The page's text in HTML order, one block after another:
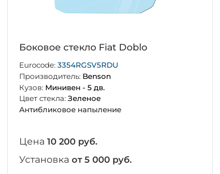
Боковое стекло Fiat Doblo
Eurocode: 3354RGSV5RDU
Производитель: Benson
Кузов: Минивен - 5 дв.
Цвет стекла: Зеленое
Антибликовое напыление
Цена 10 200 руб.
Установка от 5 000 руб.